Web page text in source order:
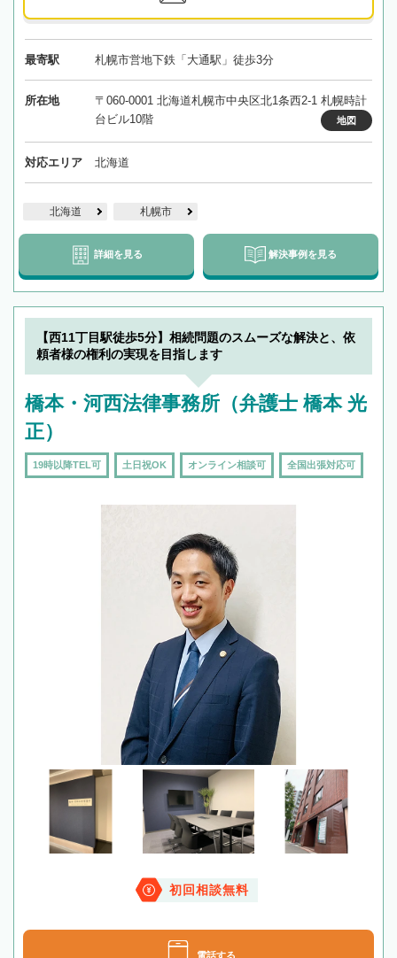
最寄駅 札幌市営地下鉄「大通駅」徒歩3分
所在地
〒060-0001 北海道札幌市中央区北1条西2-1 札幌時計
台ビル10階
地図
対応エリア 北海道
北海道 札幌市
詳細を見る 解決事例を見る
【西11丁目駅徒歩5分】相続問題のスムーズな解決と、依
頼者様の権利の実現を目指します
橋本・河西法律事務所（弁護士 橋本 光
正）
19時以降TEL可 土日祝OK オンライン相談可 全国出張対応可
初回相談無料
電話する